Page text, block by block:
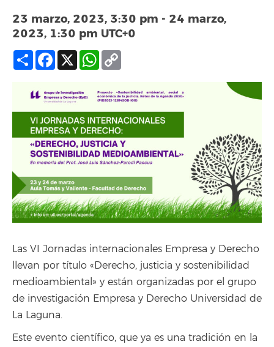
23 marzo, 2023, 3:30 pm - 24 marzo,
2023, 1:30 pm UTC+0
Compartir
Facebook
X WhatsApp
Las VI Jornadas internacionales Empresa y Derecho
llevan por título «Derecho, justicia y sostenibilidad
medioambiental» y están organizadas por el grupo
de investigación Empresa y Derecho Universidad de
La Laguna.
Este evento científico, que ya es una tradición en la